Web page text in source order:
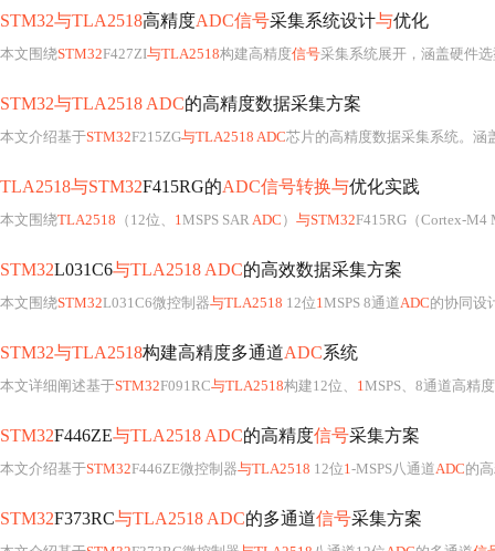
STM32与TLA2518高精度ADC信号采集系统设计与优化
本文围绕STM32F427ZI与TLA2518构建高精度信号采集系统展开，涵盖硬件
STM32与TLA2518 ADC的高精度数据采集方案
本文介绍基于STM32F215ZG与TLA2518 ADC芯片的高精度数据采集系统。涵
TLA2518与STM32F415RG的ADC信号转换与优化实践
本文围绕TLA2518 （12位、 1MSPS SARADC ） 与STM32F415RG（Cortex-
STM32L031C6与TLA2518 ADC的高效数据采集方案
本文围绕STM32L031C6微控制器与TLA2518 12位1MSPS 8通道ADC的协同设计，详述SPI接口配置、自动序列模式驱动实现
STM32与TLA2518构建高精度多通道ADC系统
本文详细阐述基于STM32F091RC与TLA2518构建12位、 1MSPS、8通道高精度
STM32F446ZE与TLA2518 ADC的高精度信号采集方案
本文介绍基于STM32F446ZE微控制器与TLA2518 12位1-MSPS八通道ADC的
STM32F373RC与TLA2518 ADC的多通道信号采集方案